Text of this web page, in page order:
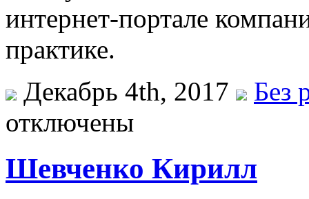
интернет-портале
практике.
Декабрь 4th, 2017
Без
отключены
Шевченко Кирилл